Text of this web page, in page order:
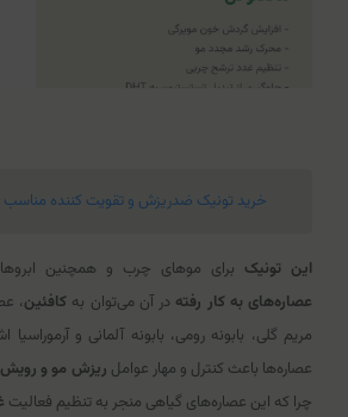
خرید تونیک ضدریزش و تقویت کننده مناسب
این تونیک برای موهای چرب و همچنین
عصاره‌های به کار رفته در آن می‌توان به کافئین،
مریم گلی، بابونه رومی، بابونه آلمانی و آرموراسیا
عصاره‌ها باعث کنترل و مهار عوامل ریزش مو و
چرا که این عصاره‌های گیاهی منجر به تنظیم فعالیت